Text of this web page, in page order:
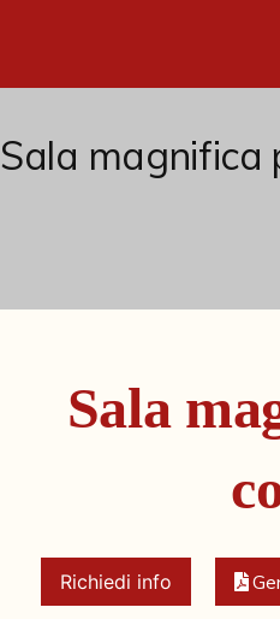
Sala magnifica
Sala
Richiedi info